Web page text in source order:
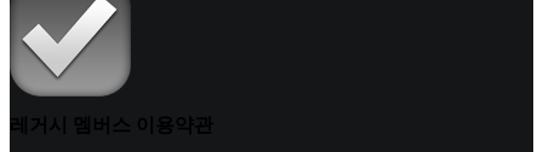
레거시 멤버스 이용약관